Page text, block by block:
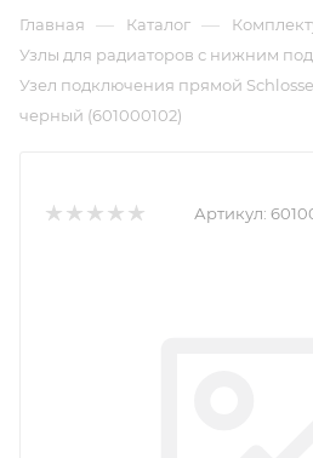
Главная — Каталог —
Узлы для радиаторов с нижним
Узел подключения прямой
черный (601000102)
Артикул: